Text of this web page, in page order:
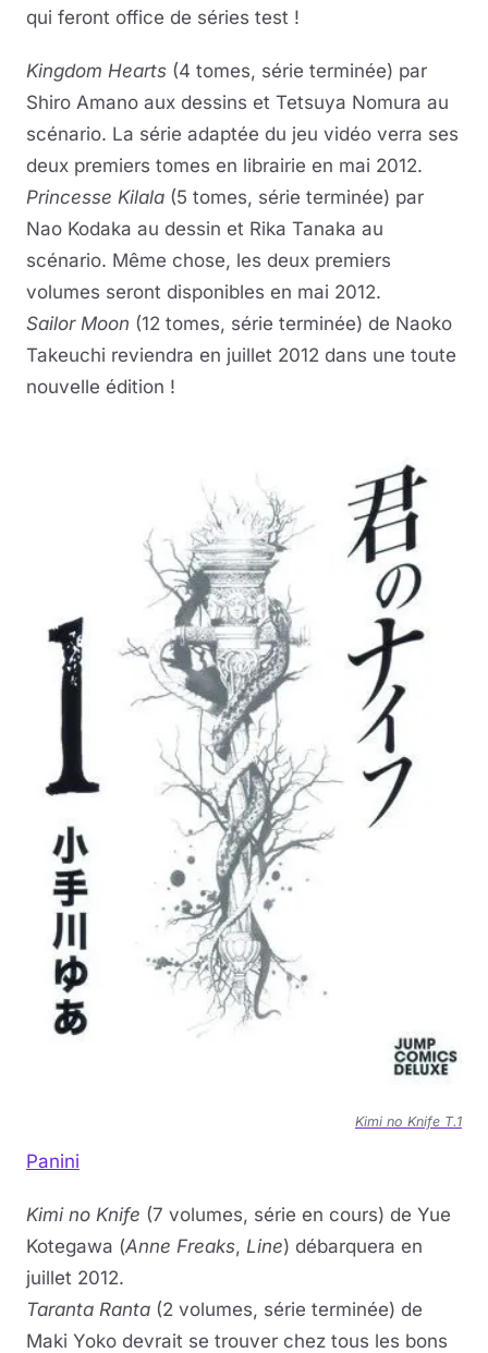
qui feront office de séries test !
Kingdom Hearts (4 tomes, série terminée) par
Shiro Amano aux dessins et Tetsuya Nomura au
scénario. La série adaptée du jeu vidéo verra ses
deux premiers tomes en librairie en mai 2012.
Princesse Kilala (5 tomes, série terminée) par
Nao Kodaka au dessin et Rika Tanaka au
scénario. Même chose, les deux premiers
volumes seront disponibles en mai 2012.
Sailor Moon (12 tomes, série terminée) de Naoko
Takeuchi reviendra en juillet 2012 dans une toute
nouvelle édition !
Kimi no Knife T.1
Panini
Kimi no Knife (7 volumes, série en cours) de Yue
Kotegawa (Anne Freaks, Line) débarquera en
juillet 2012.
Taranta Ranta (2 volumes, série terminée) de
Maki Yoko devrait se trouver chez tous les bons